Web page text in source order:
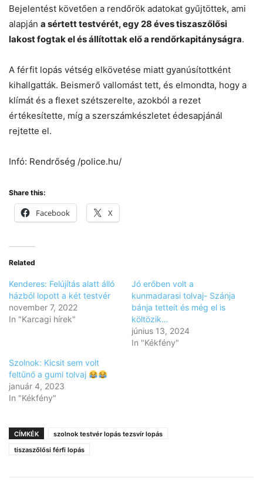
Bejelentést követően a rendőrök adatokat gyűjtöttek, ami
alapján a sértett testvérét, egy 28 éves tiszaszőlősi
lakost fogtak el és állítottak elő a rendőrkapitányságra.
A férfit lopás vétség elkövetése miatt gyanúsítottként
kihallgatták. Beismerő vallomást tett, és elmondta, hogy a
klímát és a flexet szétszerelte, azokból a rezet
értékesítette, míg a szerszámkészletet édesapjánál
rejtette el.
Infó: Rendrőség /police.hu/
Share this:
Facebook X
Related
Kenderes: Felújítás alatt álló
házból lopott a két testvér
november 7, 2022
In "Karcagi hírek"
Jó erőben volt a
kunmadarasi tolvaj- Szánja
bánja tetteit és még el is
költözik…
június 13, 2024
In "Kékfény"
Szolnok: Kicsit sem volt
feltűnő a gumi tolvaj
január 4, 2023
In "Kékfény"
CÍMKÉK
szolnok testvér lopás tezsvír lopás
tiszaszőlősi férfi lopás